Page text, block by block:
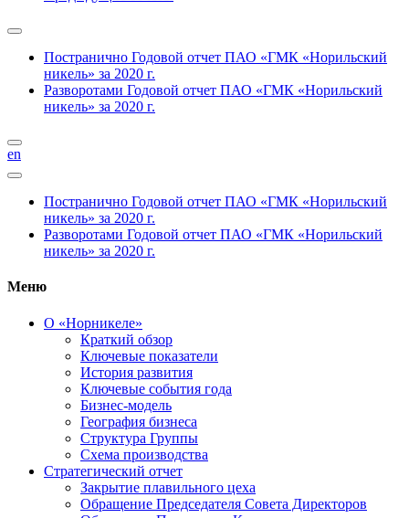
Постранично Годовой отчет ПАО «ГМК «Норильский
никель» за 2020 г.
Разворотами Годовой отчет ПАО «ГМК «Норильский
никель» за 2020 г.
en
Постранично Годовой отчет ПАО «ГМК «Норильский
никель» за 2020 г.
Разворотами Годовой отчет ПАО «ГМК «Норильский
никель» за 2020 г.
Меню
О «Норникеле»
Краткий обзор
Ключевые показатели
История развития
Ключевые события года
Бизнес-модель
География бизнеса
Структура Группы
Схема производства
Стратегический отчет
Закрытие плавильного цеха
Обращение Председателя Совета Директоров